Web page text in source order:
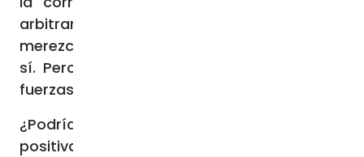
arbitrarios. ¿No son objetivos por los que
merezca la pena luchar? Por supuesto que
sí. Pero el Estado controla totalmente las
fuerzas armadas y de seguridad.
¿Podrían las sanciones occidentales influir
positivamente en la situación?